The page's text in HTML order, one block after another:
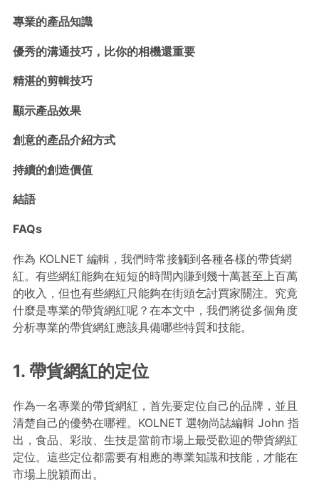
專業的產品知識
優秀的溝通技巧，比你的相機還重要
精湛的剪輯技巧
顯示產品效果
創意的產品介紹方式
持續的創造價值
結語
FAQs
作為 KOLNET 編輯，我們時常接觸到各種各樣的帶貨網
紅。有些網紅能夠在短短的時間內賺到幾十萬甚至上百萬
的收入，但也有些網紅只能夠在街頭乞討買家關注。究竟
什麼是專業的帶貨網紅呢？在本文中，我們將從多個角度
分析專業的帶貨網紅應該具備哪些特質和技能。
1. 帶貨網紅的定位
作為一名專業的帶貨網紅，首先要定位自己的品牌，並且
清楚自己的優勢在哪裡。KOLNET 選物尚誌編輯 John 指
出，食品、彩妝、生技是當前市場上最受歡迎的帶貨網紅
定位。這些定位都需要有相應的專業知識和技能，才能在
市場上脫穎而出。